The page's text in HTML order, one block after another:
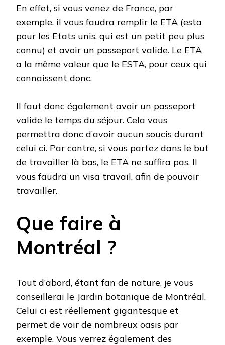
En effet, si vous venez de France, par
exemple, il vous faudra remplir le ETA (esta
pour les Etats unis, qui est un petit peu plus
connu) et avoir un passeport valide. Le ETA
a la même valeur que le ESTA, pour ceux qui
connaissent donc.
Il faut donc également avoir un passeport
valide le temps du séjour. Cela vous
permettra donc d’avoir aucun soucis durant
celui ci. Par contre, si vous partez dans le but
de travailler là bas, le ETA ne suffira pas. Il
vous faudra un visa travail, afin de pouvoir
travailler.
Que faire à
Montréal ?
Tout d’abord, étant fan de nature, je vous
conseillerai le Jardin botanique de Montréal.
Celui ci est réellement gigantesque et
permet de voir de nombreux oasis par
exemple. Vous verrez également des